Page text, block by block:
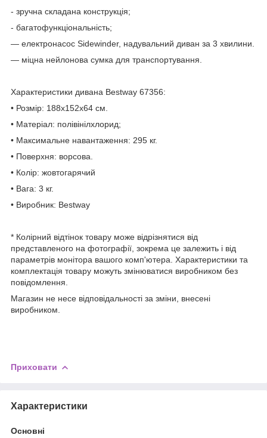
- зручна складана конструкція;
- багатофункціональність;
— електронасос Sidewinder, надувальний диван за 3 хвилини.
— міцна нейлонова сумка для транспортування.
Характеристики дивана Bestway 67356:
• Розмір: 188х152х64 см.
• Матеріал: полівінілхлорид;
• Максимальне навантаження: 295 кг.
• Поверхня: ворсова.
• Колір: жовтогарячий
• Вага: 3 кг.
• Виробник: Bestway
* Колірний відтінок товару може відрізнятися від
представленого на фотографії, зокрема це залежить і від
параметрів монітора вашого комп'ютера. Характеристики та
комплектація товару можуть змінюватися виробником без
повідомлення.
Магазин не несе відповідальності за зміни, внесені
виробником.
Приховати
Характеристики
Основні